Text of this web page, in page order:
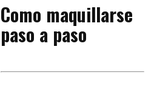
Como maquillarse
paso a paso